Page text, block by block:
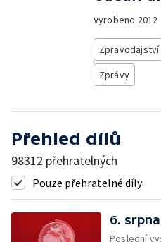
Vyrobeno 2012
Zpravodajství
Zprávy
Přehled dílů
98312 přehratelných
Pouze přehratelné díly
6.
Poslední